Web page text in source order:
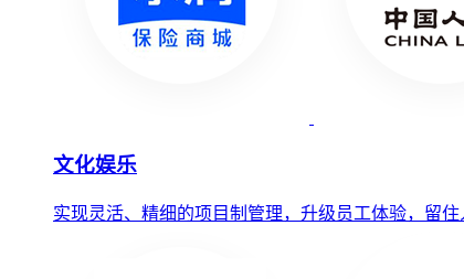
文化娱乐
实现灵活、精细的项目制管理，升级员工体验，留住